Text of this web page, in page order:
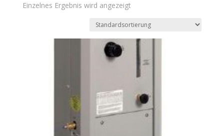
Einzelnes Ergebnis wird angezeigt